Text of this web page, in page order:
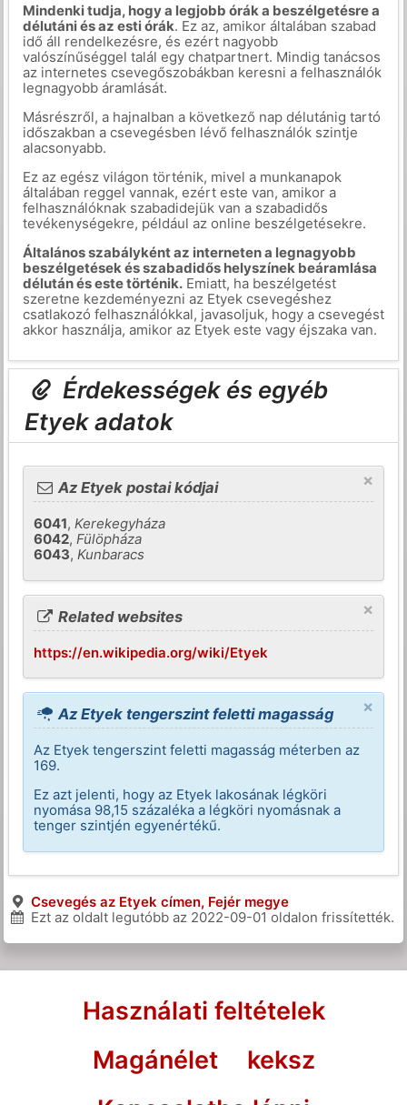
Mindenki tudja, hogy a legjobb órák a beszélgetésre a
délutáni és az esti órák. Ez az, amikor általában szabad
idő áll rendelkezésre, és ezért nagyobb
valószínűséggel talál egy chatpartnert. Mindig tanácsos
az internetes csevegőszobákban keresni a felhasználók
legnagyobb áramlását.
Másrészről, a hajnalban a következő nap délutánig tartó
időszakban a csevegésben lévő felhasználók szintje
alacsonyabb.
Ez az egész világon történik, mivel a munkanapok
általában reggel vannak, ezért este van, amikor a
felhasználóknak szabadidejük van a szabadidős
tevékenységekre, például az online beszélgetésekre.
Általános szabályként az interneten a legnagyobb
beszélgetések és szabadidős helyszínek beáramlása
délután és este történik.Emiatt, ha beszélgetést
szeretne kezdeményezni az Etyek csevegéshez
csatlakozó felhasználókkal, javasoljuk, hogy a csevegést
akkor használja, amikor az Etyek este vagy éjszaka van.
Érdekességek és egyéb
Etyek adatok
×
Az Etyek postai kódjai
6041,Kerekegyháza
6042,Fülöpháza
6043,Kunbaracs
×
Related websites
https://en.wikipedia.org/wiki/Etyek
×
Az Etyek tengerszint feletti magasság
Az Etyek tengerszint feletti magasság méterben az
169.
Ez azt jelenti, hogy az Etyek lakosának légköri
nyomása 98,15 százaléka a légköri nyomásnak a
tenger szintjén egyenértékű.
Csevegés az Etyek címen, Fejér megye
Ezt az oldalt legutóbb az 2022-09-01 oldalon frissítették.
Használati feltételek
Magánélet
keksz